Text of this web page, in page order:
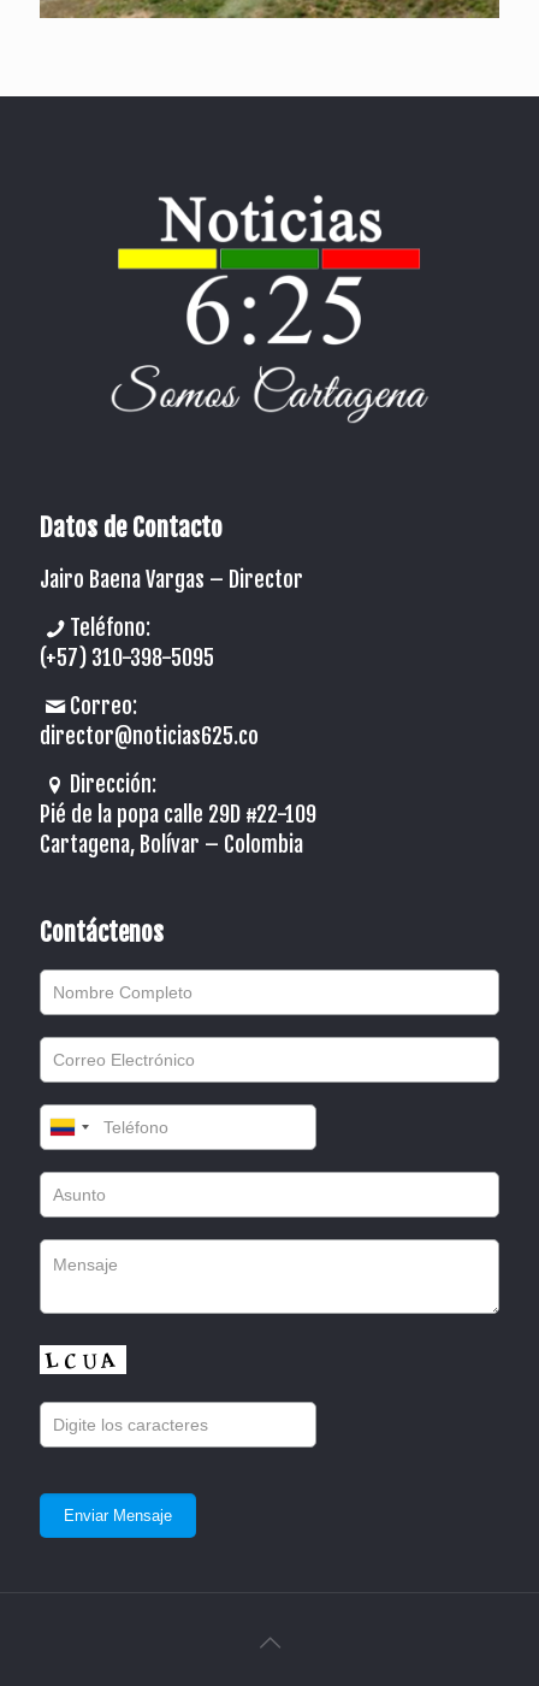
Datos de Contacto
Jairo Baena Vargas – Director
Teléfono:
(+57) 310-398-5095
Correo:
director@noticias625.co
Dirección:
Pié de la popa calle 29D #22-109
Cartagena, Bolívar – Colombia
Contáctenos